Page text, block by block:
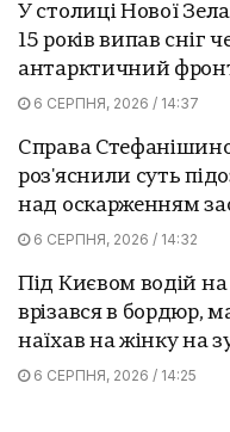
У столиці Нової
15 років випав сніг
антарктичний
6 СЕРПНЯ, 2026 / 14:37
Справа
роз'яснили суть
над оскарженням
6 СЕРПНЯ, 2026 / 14:32
Під Києвом водій на
врізався в бордюр,
наїхав на жінку на
6 СЕРПНЯ, 2026 / 14:25